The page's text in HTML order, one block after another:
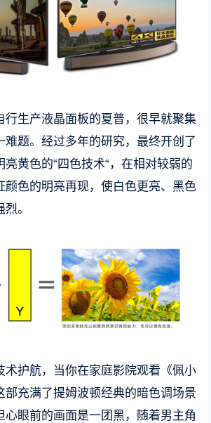
行生产液晶面板的夏普，很早就聚集
难题。经过多年的研究，最终开创了
黄色的“四色技术“，在相对较弱的
颜色的明亮再现，使白色更亮、黑色
。
术护航，当你在家庭影院观看《佩小
部充满了提姆波顿经典的暗色调场景
心眼前的画面是一团黑，随着男主角